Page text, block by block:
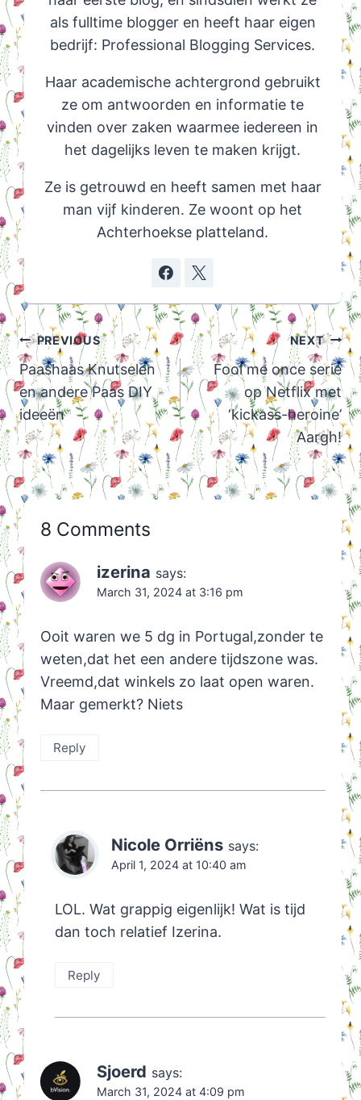
als fulltime blogger en heeft haar eigen
bedrijf: Professional Blogging Services.
Haar academische achtergrond gebruikt
ze om antwoorden en informatie te
vinden over zaken waarmee iedereen in
het dagelijks leven te maken krijgt.
Ze is getrouwd en heeft samen met haar
man vijf kinderen. Ze woont op het
Achterhoekse platteland.
Post
navigation
PREVIOUS
Paashaas Knutselen
en andere Paas DIY
ideeën
NEXT
Fool me once serie
op Netflix met
‘kickass-heroine’
Aargh!
8 Comments
izerina says:
March 31, 2024 at 3:16 pm
Ooit waren we 5 dg in Portugal,zonder te
weten,dat het een andere tijdszone was.
Vreemd,dat winkels zo laat open waren.
Maar gemerkt? Niets
Reply
Nicole Orriëns says:
April 1, 2024 at 10:40 am
LOL. Wat grappig eigenlijk! Wat is tijd
dan toch relatief Izerina.
Reply
Sjoerd says:
March 31, 2024 at 4:09 pm